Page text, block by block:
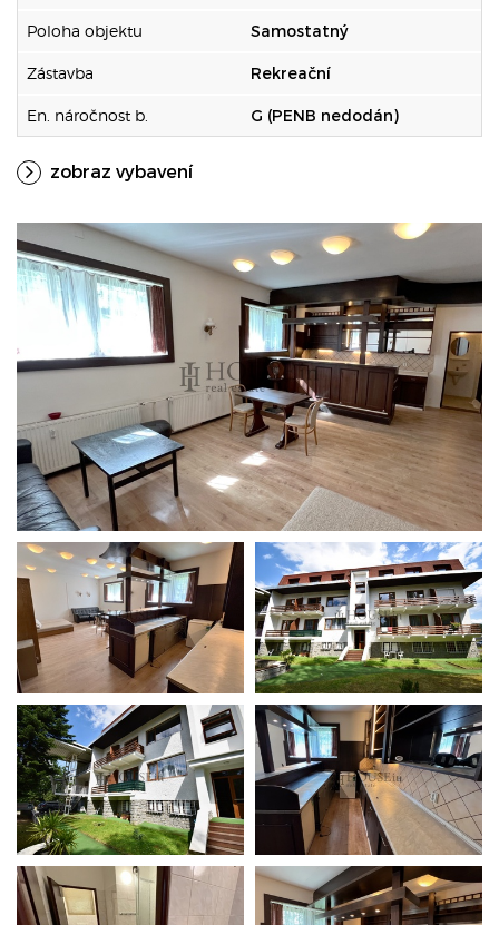
Poloha objektu Samostatný
Zástavba Rekreační
En. náročnost b. G (PENB nedodán)
zobraz vybavení